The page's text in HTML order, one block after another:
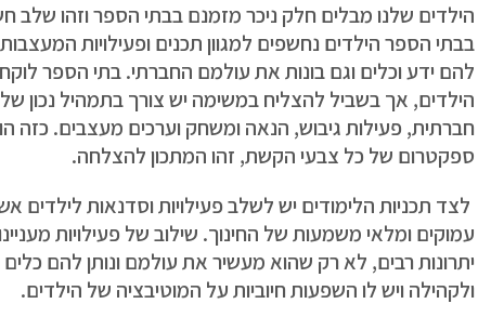
הילדים שלנו מבלים חלק ניכר מזמנם בבתי הספר וזהו שלב
בבתי הספר הילדים נחשפים למגוון תכנים ופעילויות
להם ידע וכלים וגם בונות את עולמם החברתי. בתי הספר
הילדים, אך בשביל להצליח במשימה יש צורך בתמהיל נכון של
חברתית, פעילות גיבוש, הנאה ומשחק וערכים מעצבים. כזה
ספקטרום של כל צבעי הקשת, זהו המתכון להצלחה.
לצד תכניות הלימודים יש לשלב פעילויות וסדנאות לילדים
עמוקים ומלאי משמעות של החינוך. שילוב של פעילויות
יתרונות רבים, לא רק שהוא מעשיר את עולמם ונותן להם
ולקהילה ויש לו השפעות חיוביות על המוטיבציה של הילדים.